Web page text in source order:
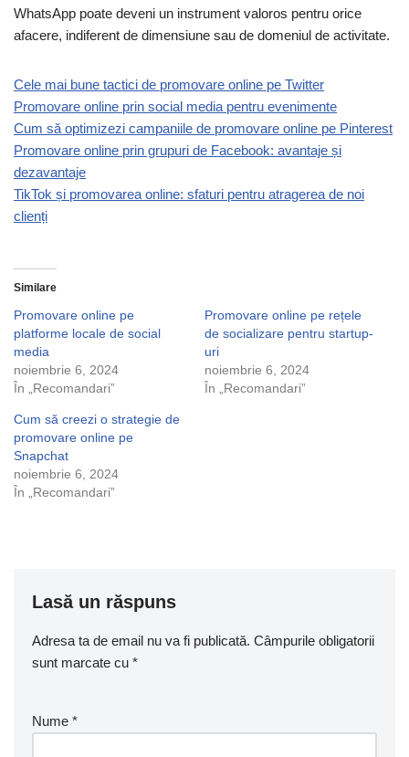
WhatsApp poate deveni un instrument valoros pentru orice
afacere, indiferent de dimensiune sau de domeniul de activitate.
Cele mai bune tactici de promovare online pe Twitter
Promovare online prin social media pentru evenimente
Cum să optimizezi campaniile de promovare online pe Pinterest
Promovare online prin grupuri de Facebook: avantaje și
dezavantaje
TikTok și promovarea online: sfaturi pentru atragerea de noi
clienți
Similare
Promovare online pe
platforme locale de social
media
noiembrie 6, 2024
În „Recomandari”
Promovare online pe rețele
de socializare pentru startup-
uri
noiembrie 6, 2024
În „Recomandari”
Cum să creezi o strategie de
promovare online pe
Snapchat
noiembrie 6, 2024
În „Recomandari”
Lasă un răspuns
Adresa ta de email nu va fi publicată. Câmpurile obligatorii
sunt marcate cu *
Nume *